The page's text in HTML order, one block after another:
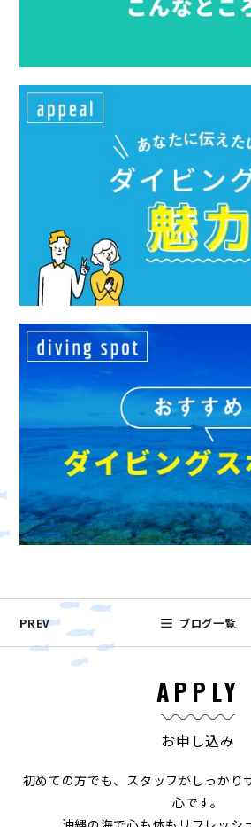
PREV ブログ一覧
APPLY
お申し込み
初めての方でも、スタッフがしっかり
心です。